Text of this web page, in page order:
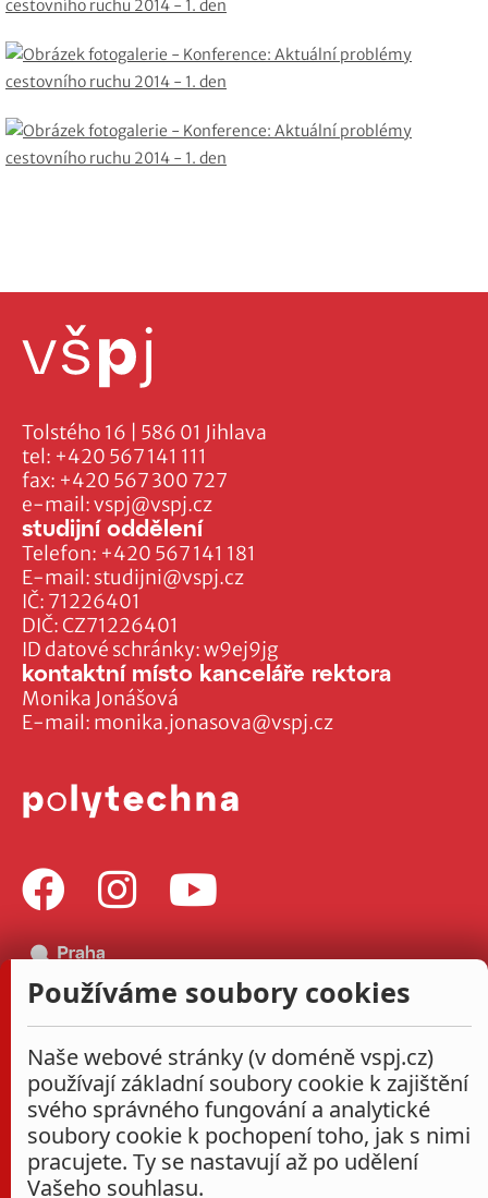
Tolstého 16 | 586 01 Jihlava
tel: +420 567 141 111
fax: +420 567 300 727
e-mail:vspj@vspj.cz
IČ: 71226401
DIČ: CZ71226401
ID datové schránky: w9ej9jg
studijní oddělení
Telefon: +420 567 141 181
E-mail: studijni@vspj.cz
kontaktní místo kanceláře rektora
Monika Jonášová
E-mail: monika.jonasova@vspj.cz
Používáme soubory cookies
Naše webové stránky (v doméně vspj.cz)
používají základní soubory cookie k zajištění
svého správného fungování a analytické
soubory cookie k pochopení toho, jak s nimi
pracujete. Ty se nastavují až po udělení
Vašeho souhlasu.